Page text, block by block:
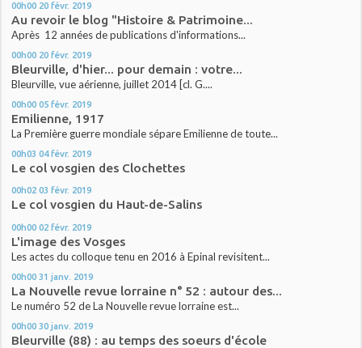
00h00 20 févr. 2019
Au revoir le blog "Histoire & Patrimoine...
Après 12 années de publications d'informations...
00h00 20 févr. 2019
Bleurville, d'hier... pour demain : votre...
Bleurville, vue aérienne, juillet 2014 [cl. G....
00h00 05 févr. 2019
Emilienne, 1917
La Première guerre mondiale sépare Emilienne de toute...
00h03 04 févr. 2019
Le col vosgien des Clochettes
00h02 03 févr. 2019
Le col vosgien du Haut-de-Salins
00h00 02 févr. 2019
L'image des Vosges
Les actes du colloque tenu en 2016 à Epinal revisitent...
00h00 31 janv. 2019
La Nouvelle revue lorraine n° 52 : autour des...
Le numéro 52 de La Nouvelle revue lorraine est...
00h00 30 janv. 2019
Bleurville (88) : au temps des soeurs d'école